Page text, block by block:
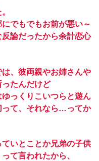
でもでもお前が悪い～
論だったから余計恋心
、彼両親やお姉さんや
ったんだけど
っくりこいつらと遊ん
って、それなら…ってか
いとことか兄弟の子供
て言われたから、